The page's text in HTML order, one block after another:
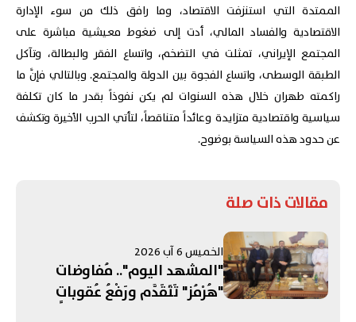
الممتدة التي استنزفت الاقتصاد، وما رافق ذلك من سوء الإدارة
الاقتصادية والفساد المالي، أدت إلى ضغوط معيشية مباشرة على
المجتمع الإيراني، تمثلت في التضخم، واتساع الفقر والبطالة، وتآكل
الطبقة الوسطى، واتساع الفجوة بين الدولة والمجتمع. وبالتالي فإنَّ ما
راكمته طهران خلال هذه السنوات لم يكن نفوذاً بقدر ما كان تكلفة
سياسية واقتصادية متزايدة وعائداً متناقصاً، لتأتي الحرب الأخيرة وتكشف
عن حدود هذه السياسة بوضوح.
مقالات ذات صلة
الخميس 6 آب 2026
"المشهد اليوم".. مُفاوضات
"هُرْمُز" تَتَقَدَّم ورَفْعُ عُقوباتٍ